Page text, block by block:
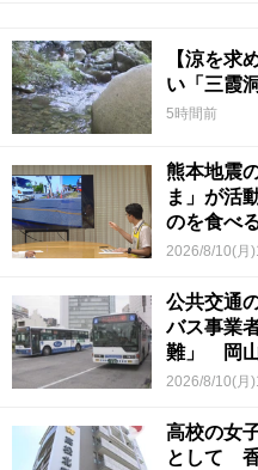
【涼を
い「三霞
5時間前
熊本地震
ま」が活
のを食べ
2026/8/10(月
公共交通
バス事業
難」 岡山
2026/8/10(月
高校の女
として 香